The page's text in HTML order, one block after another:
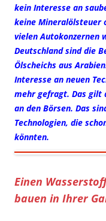
kein Interesse an
keine Mineralölsteuer
vielen Autokonzernen
Deutschland sind die
Ölscheichs aus
Interesse an neuen
mehr gefragt. Das gilt
an den Börsen. Das
Technologien, die
könnten.
Einen
bauen in Ihrer